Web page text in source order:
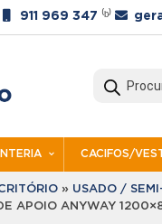
911 969 347 ⁽ᵇ⁾ 
search
CACIFOS/
» USADO /
APOIO ANYWAY